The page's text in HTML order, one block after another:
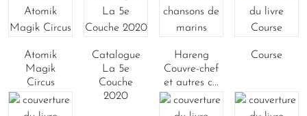
Atomik
Magik
Circus
Catalogue
La 5e
Couche
2020
Hareng
Couvre-chef
et autres c...
Course